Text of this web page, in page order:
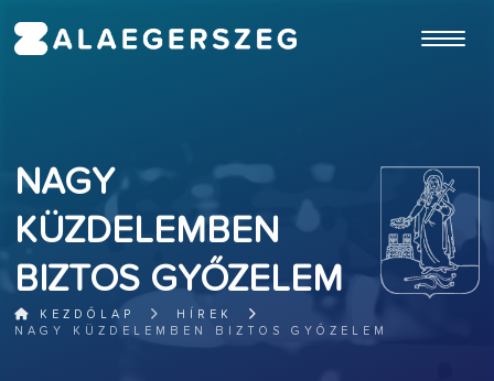
NAGY
KÜZDELEMBEN
BIZTOS GYŐZELEM
KEZDŐLAP
HÍREK
NAGY KÜZDELEMBEN BIZTOS GYŐZELEM